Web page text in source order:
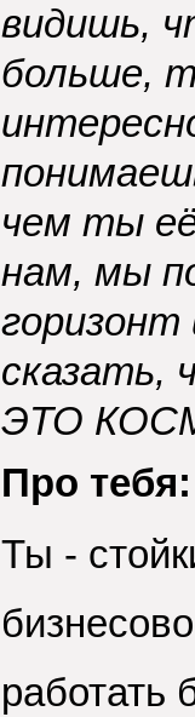
видишь,
больше,
чем ты
нам, мы
сказать,
ЭТО
Про тебя:
Ты -
работать